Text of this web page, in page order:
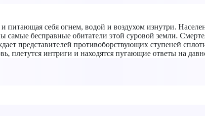
питающая себя огнем, водой и воздухом изнутри.
бесправные обитатели этой суровой земли.
представителей противоборствующих ступеней
плетутся интриги и находятся пугающие ответы на